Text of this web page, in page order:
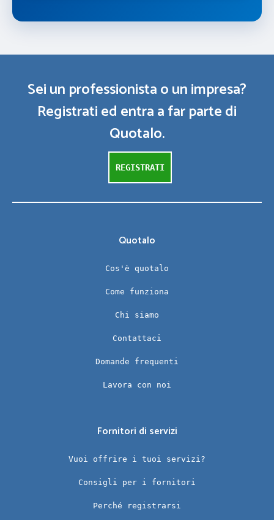
Sei un professionista o un impresa?
Registrati ed entra a far parte di
Quotalo.
REGISTRATI
Quotalo
Cos'è quotalo
Come funziona
Chi siamo
Contattaci
Domande frequenti
Lavora con noi
Fornitori di servizi
Vuoi offrire i tuoi servizi?
Consigli per i fornitori
Perché registrarsi